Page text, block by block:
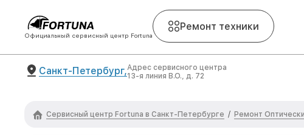
Официальный сервисный центр Fortuna
Ремонт техники
Санкт-Петербург,Адрес сервисного центра
13-я линия В.О., д. 72
Сервисный центр Fortuna в Санкт-Петербурге / Ремонт